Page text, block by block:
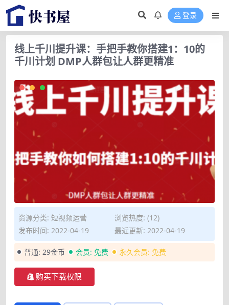
登录
线上千川提升课：手把手教你搭建1：10的
千川计划 DMP人群包让人群更精准
资源分类: 短视频运营
浏览热度: (12)
发布时间: 2022-04-19
最近更新: 2022-04-19
普通: 29金币 会员: 免费 永久会员: 免费
购买下载权限